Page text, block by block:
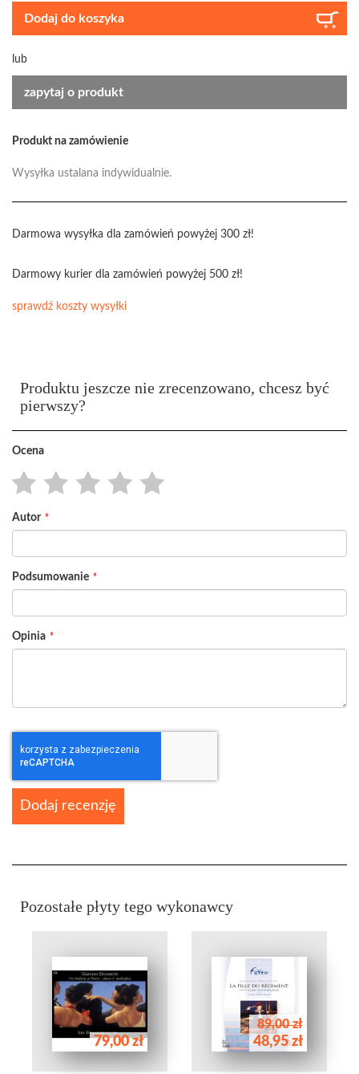
Dodaj do koszyka
lub
zapytaj o produkt
Produkt na zamówienie
Wysyłka ustalana indywidualnie.
Darmowa wysyłka dla zamówień powyżej 300 zł!
Darmowy kurier dla zamówień powyżej 500 zł!
sprawdź koszty wysyłki
Produktu jeszcze nie zrecenzowano, chcesz być
pierwszy?
Ocena
star
stars
stars
stars
stars
Autor
Podsumowanie
Opinia
Dodaj recenzję
Pozostałe płyty tego wykonawcy
79,00 zł
89,00 zł
48,95 zł